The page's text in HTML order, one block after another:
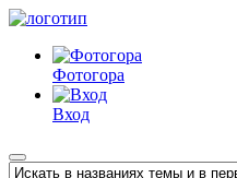
Фотогора
Вход